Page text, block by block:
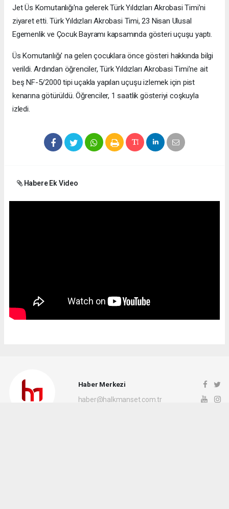
Jet Üs Komutanlığı'na gelerek Türk Yıldızları Akrobasi Timi’ni
ziyaret etti. Türk Yıldızları Akrobasi Timi, 23 Nisan Ulusal
Egemenlik ve Çocuk Bayramı kapsamında gösteri uçuşu yaptı.
Üs Komutanlığı' na gelen çocuklara önce gösteri hakkında bilgi
verildi. Ardından öğrenciler, Türk Yıldızları Akrobasi Timi’ne ait
beş NF-5/2000 tipi uçakla yapılan uçuşu izlemek için pist
kenarına götürüldü. Öğrenciler, 1 saatlik gösteriyi coşkuyla
izledi.
Habere Ek Video
Haber Merkezi
haber@halkmanset.com.tr